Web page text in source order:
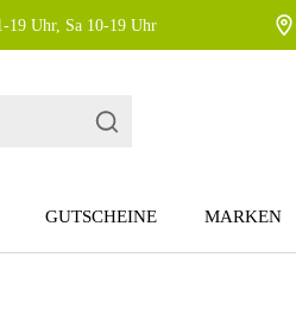
19 Uhr, Sa 10-19 Uhr
GUTSCHEINE MARKEN